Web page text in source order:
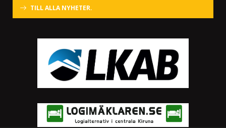
TILL ALLA NYHETER.